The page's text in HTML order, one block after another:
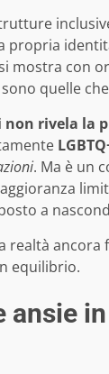
mostra con
quelle
non rivela la
. Ma è un
a
realtà
equilibrio.
ansie